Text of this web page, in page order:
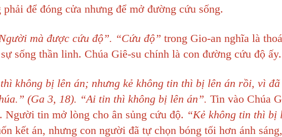
để đóng cửa nhưng để mở đường cứu sống.
mà được cứu độ”. “Cứu độ” trong Gio-an nghĩa là
sống thần linh. Chúa Giê-su chính là con đường cứu độ ấy.
không bị lên án; nhưng kẻ không tin thì bị lên án rồi, vì
(Ga 3, 18). “Ai tin thì không bị lên án”. Tin vào Chúa
Người tin mở lòng cho ân sủng cứu độ. “Kẻ không tin thì bị
kết án, nhưng con người đã tự chọn bóng tối hơn ánh